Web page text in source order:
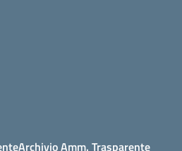
Archivio Amm. Trasparente